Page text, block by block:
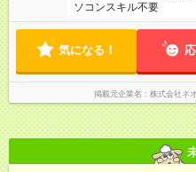
ソコンスキル不要
気になる！
掲載元企業名 株式会社ネ